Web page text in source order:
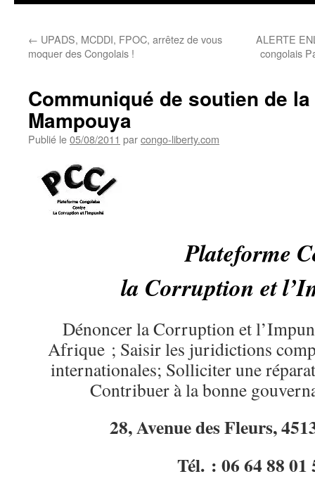
← UPADS, MCDDI, FPOC, arrêtez de vous
moquer des Congolais !
ALERTE
congolais
Communiqué de soutien de
Mampouya
Publié le05/08/2011 parcongo-liberty.com
Plateforme
la Corruption et
Dénoncer la Corruption et
Afrique ; Saisir les juridictions
internationales; Solliciter une
Contribuer à la bonne
28, Avenue des Fleurs,
Tél. : 06 64 88 01